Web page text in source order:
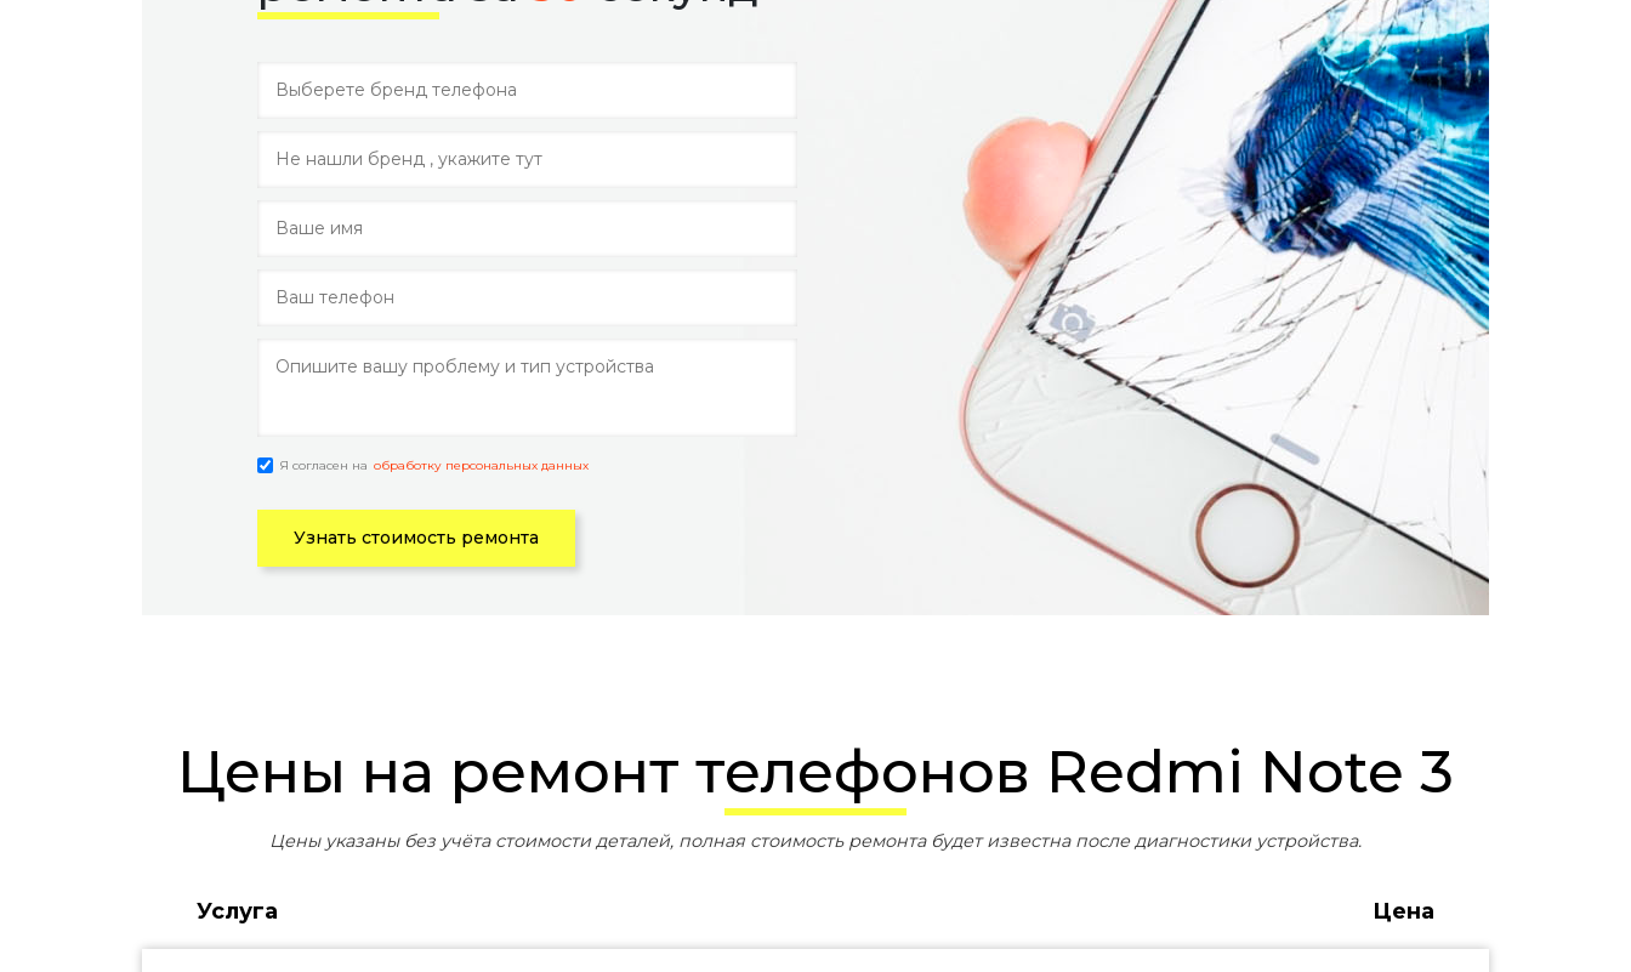
Я согласен на обработку персональных данных
Узнать стоимость ремонта
Цены на ремонт телефонов Redmi Note 3
Цены указаны без учёта стоимости деталей, полная стоимость ремонта будет известна после диагностики устройства.
Услуга Цена